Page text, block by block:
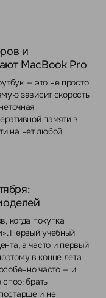
и
MacBook Pro
— это не просто
зависит скорость
памяти в
на нет любой
когда покупка
Первый учебный
а часто и первый
в конце лета
часто — и
спор: брать
и не